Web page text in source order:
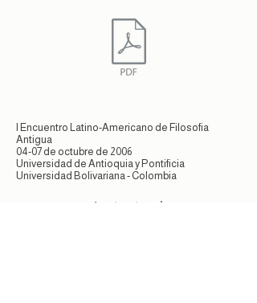
I Encuentro Latino-Americano de Filosofia
Antigua
04-07 de octubre de 2006
Universidad de Antioquia y Pontificia
Universidad Bolivariana - Colombia
Institucional